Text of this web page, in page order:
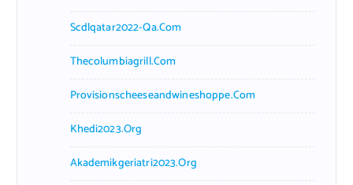
Scdlqatar2022-Qa.com
Thecolumbiagrill.com
Provisionscheeseandwineshoppe.com
Khedi2023.org
Akademikgeriatri2023.org